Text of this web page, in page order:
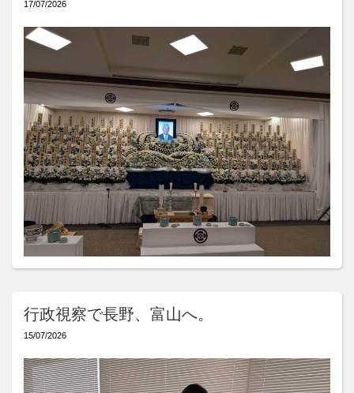
17/07/2026
行政視察で長野、富山へ。
15/07/2026